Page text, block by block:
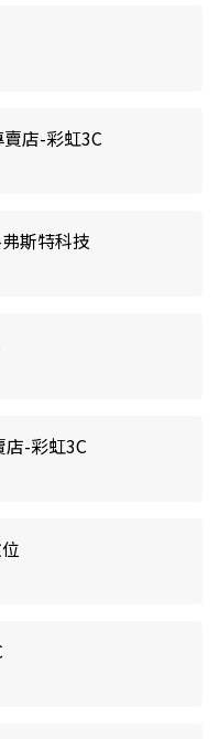
店-彩虹3C
斯特科技
-彩虹3C